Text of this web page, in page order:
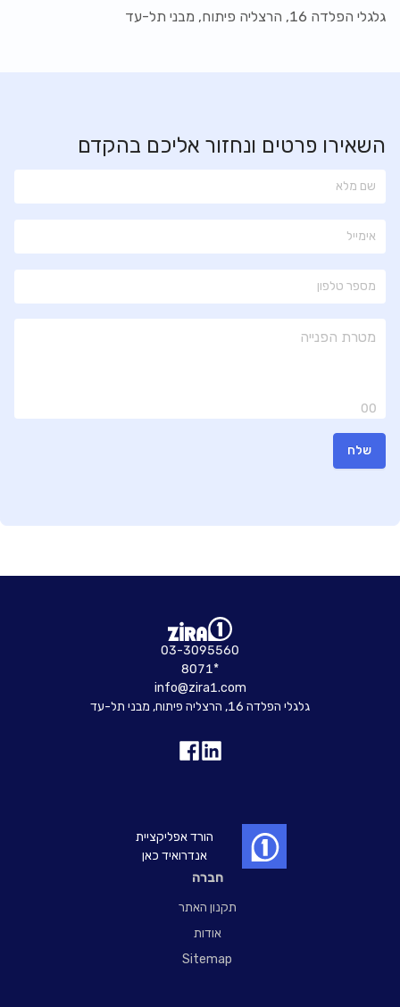
גלגלי הפלדה 16, הרצליה פיתוח, מבני תל-עד
השאירו פרטים ונחזור אליכם בהקדם
00
שלח
חברה
תקנון האתר
אודות
Sitemap
03-3095560
8071*
info@zira1.com
גלגלי הפלדה 16, הרצליה פיתוח, מבני תל-עד
הורד אפליקציית
אנדרואיד כאן